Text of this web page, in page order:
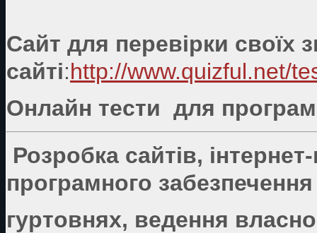
Сайт для перевірки своїх
сайті:http://www.quizful.net/
Онлайн тести для
Розробка сайтів,
програмного
гуртовнях, ведення